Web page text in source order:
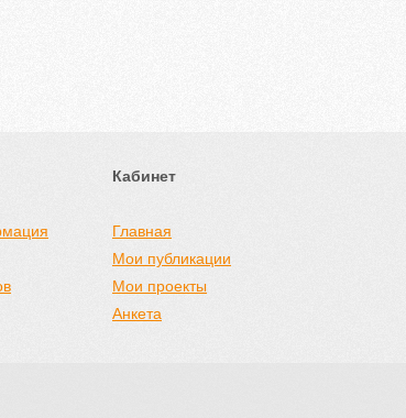
Кабинет
Главная
Мои публикации
Мои проекты
Анкета